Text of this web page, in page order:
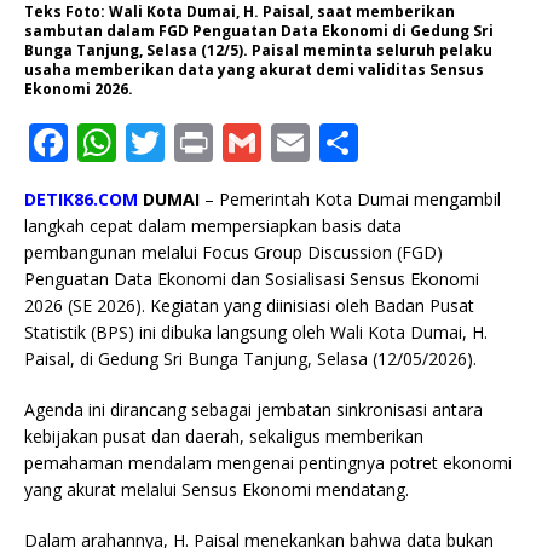
Teks Foto: Wali Kota Dumai, H. Paisal, saat memberikan
sambutan dalam FGD Penguatan Data Ekonomi di Gedung Sri
Bunga Tanjung, Selasa (12/5). Paisal meminta seluruh pelaku
usaha memberikan data yang akurat demi validitas Sensus
Ekonomi 2026.
F
a
c
e
b
o
o
k
W
h
at
s
A
p
p
T
w
it
te
r
P
ri
n
t
G
m
ai
l
E
m
ai
l
h
ar
e
DETIK86.COM DUMAI – Pemerintah Kota Dumai mengambil
langkah cepat dalam mempersiapkan basis data
pembangunan melalui Focus Group Discussion (FGD)
Penguatan Data Ekonomi dan Sosialisasi Sensus Ekonomi
2026 (SE 2026). Kegiatan yang diinisiasi oleh Badan Pusat
Statistik (BPS) ini dibuka langsung oleh Wali Kota Dumai, H.
Paisal, di Gedung Sri Bunga Tanjung, Selasa (12/05/2026).
Agenda ini dirancang sebagai jembatan sinkronisasi antara
kebijakan pusat dan daerah, sekaligus memberikan
pemahaman mendalam mengenai pentingnya potret ekonomi
yang akurat melalui Sensus Ekonomi mendatang.
Dalam arahannya, H. Paisal menekankan bahwa data bukan